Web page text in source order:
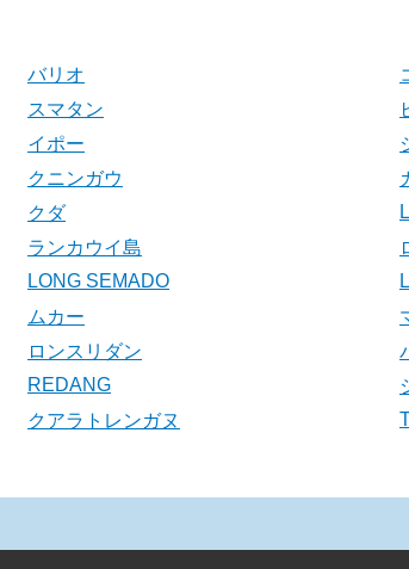
バリオ
スマタン
イポー
クニンガウ
クダ
ランカウイ島
LONG SEMADO
ムカー
ロンスリダン
REDANG
クアラトレンガヌ